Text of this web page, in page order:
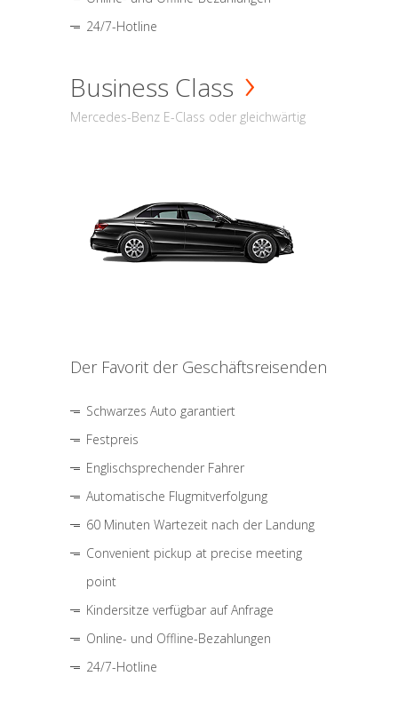
24/7-Hotline
Business Class
Mercedes-Benz E-Class oder gleichwärtig
Der Favorit der Geschäftsreisenden
Schwarzes Auto garantiert
Festpreis
Englischsprechender Fahrer
Automatische Flugmitverfolgung
60 Minuten Wartezeit nach der Landung
Convenient pickup at precise meeting
point
Kindersitze verfügbar auf Anfrage
Online- und Offline-Bezahlungen
24/7-Hotline